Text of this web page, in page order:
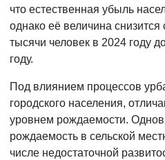
что естественная убыль
однако её величина
тысячи человек в 2024 году
году.
Под влиянием процессов
городского населения,
уровнем рождаемости.
рождаемость в сельской
числе недостаточной